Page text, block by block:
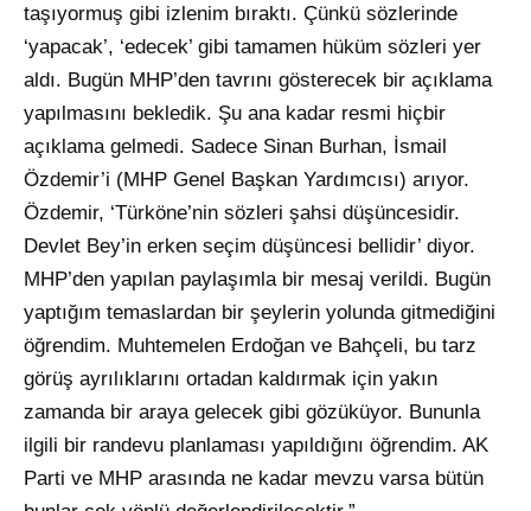
taşıyormuş gibi izlenim bıraktı. Çünkü sözlerinde
‘yapacak’, ‘edecek’ gibi tamamen hüküm sözleri yer
aldı. Bugün MHP’den tavrını gösterecek bir açıklama
yapılmasını bekledik. Şu ana kadar resmi hiçbir
açıklama gelmedi. Sadece Sinan Burhan, İsmail
Özdemir’i (MHP Genel Başkan Yardımcısı) arıyor.
Özdemir, ‘Türköne’nin sözleri şahsi düşüncesidir.
Devlet Bey’in erken seçim düşüncesi bellidir’ diyor.
MHP’den yapılan paylaşımla bir mesaj verildi. Bugün
yaptığım temaslardan bir şeylerin yolunda gitmediğini
öğrendim. Muhtemelen Erdoğan ve Bahçeli, bu tarz
görüş ayrılıklarını ortadan kaldırmak için yakın
zamanda bir araya gelecek gibi gözüküyor. Bununla
ilgili bir randevu planlaması yapıldığını öğrendim. AK
Parti ve MHP arasında ne kadar mevzu varsa bütün